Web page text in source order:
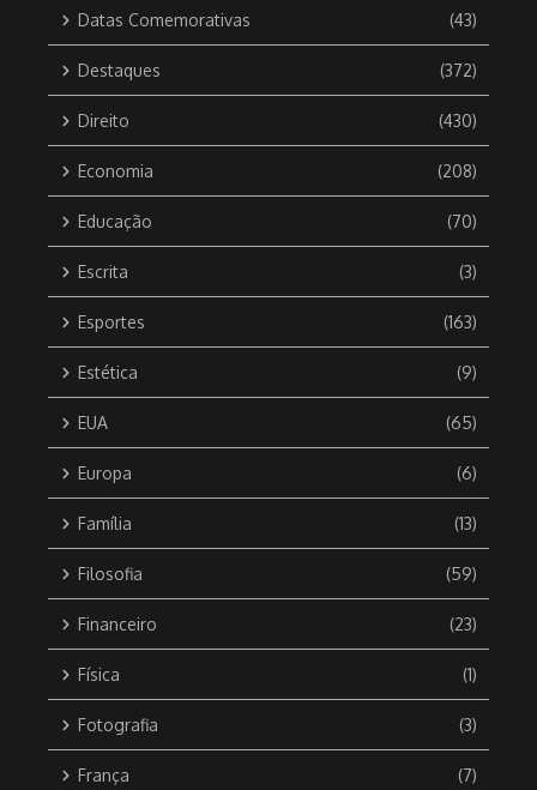
Datas Comemorativas (43)
Destaques (372)
Direito (430)
Economia (208)
Educação (70)
Escrita (3)
Esportes (163)
Estética (9)
EUA (65)
Europa (6)
Família (13)
Filosofia (59)
Financeiro (23)
Física (1)
Fotografia (3)
França (7)